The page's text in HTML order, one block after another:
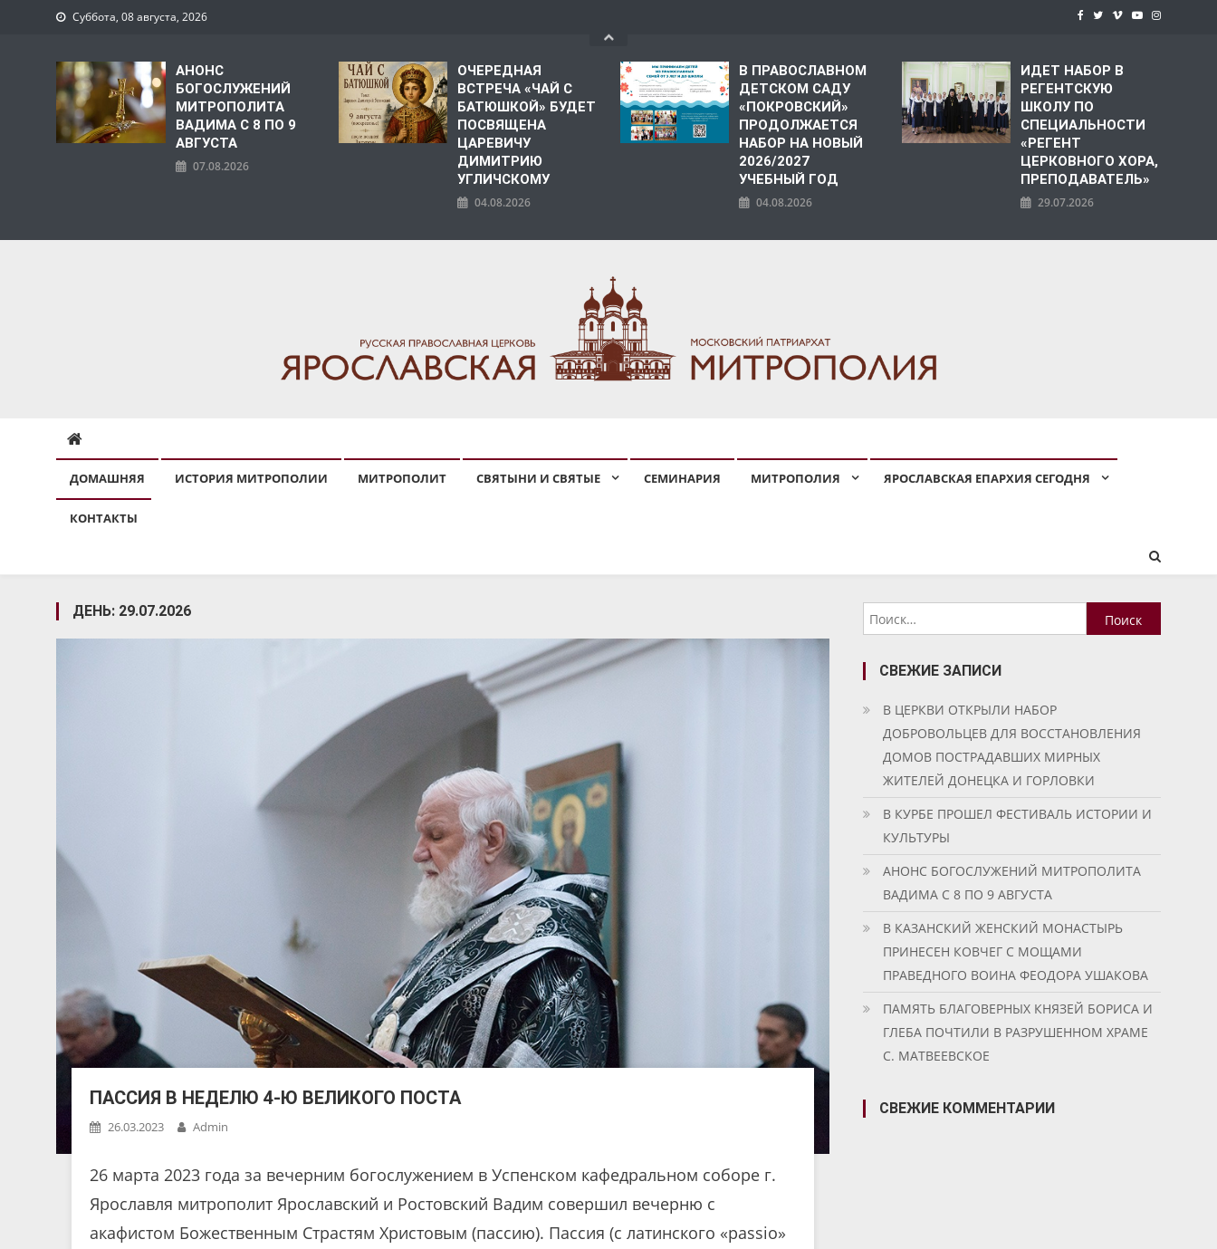
Суббота, 08 августа, 2026
АНОНС
БОГОСЛУЖЕНИЙ
МИТРОПОЛИТА
ВАДИМА С 8 ПО 9
АВГУСТА
07.08.2026
ОЧЕРЕДНАЯ
ВСТРЕЧА «ЧАЙ С
БАТЮШКОЙ» БУДЕТ
ПОСВЯЩЕНА
ЦАРЕВИЧУ
ДИМИТРИЮ
УГЛИЧСКОМУ
04.08.2026
В ПРАВОСЛАВНОМ
ДЕТСКОМ САДУ
«ПОКРОВСКИЙ»
ПРОДОЛЖАЕТСЯ
НАБОР НА НОВЫЙ
2026/2027
УЧЕБНЫЙ ГОД
04.08.2026
ИДЕТ НАБОР В
РЕГЕНТСКУЮ
ШКОЛУ ПО
СПЕЦИАЛЬНОСТИ
«РЕГЕНТ
ЦЕРКОВНОГО ХОРА,
ПРЕПОДАВАТЕЛЬ»
29.07.2026
ДОМАШНЯЯ ИСТОРИЯ МИТРОПОЛИИ МИТРОПОЛИТ СВЯТЫНИ И СВЯТЫЕ СЕМИНАРИЯ МИТРОПОЛИЯ ЯРОСЛАВСКАЯ ЕПАРХИЯ СЕГОДНЯ
КОНТАКТЫ
ДЕНЬ: 29.07.2026
ПАССИЯ В НЕДЕЛЮ 4-Ю ВЕЛИКОГО ПОСТА
26.03.2023 Admin
26 марта 2023 года за вечерним богослужением в Успенском кафедральном соборе г.
Ярославля митрополит Ярославский и Ростовский Вадим совершил вечерню с
акафистом Божественным Страстям Христовым (пассию). Пассия (с латинского «passio»
Найти:
СВЕЖИЕ ЗАПИСИ
В ЦЕРКВИ ОТКРЫЛИ НАБОР
ДОБРОВОЛЬЦЕВ ДЛЯ ВОССТАНОВЛЕНИЯ
ДОМОВ ПОСТРАДАВШИХ МИРНЫХ
ЖИТЕЛЕЙ ДОНЕЦКА И ГОРЛОВКИ
В КУРБЕ ПРОШЕЛ ФЕСТИВАЛЬ ИСТОРИИ И
КУЛЬТУРЫ
АНОНС БОГОСЛУЖЕНИЙ МИТРОПОЛИТА
ВАДИМА С 8 ПО 9 АВГУСТА
В КАЗАНСКИЙ ЖЕНСКИЙ МОНАСТЫРЬ
ПРИНЕСЕН КОВЧЕГ С МОЩАМИ
ПРАВЕДНОГО ВОИНА ФЕОДОРА УШАКОВА
ПАМЯТЬ БЛАГОВЕРНЫХ КНЯЗЕЙ БОРИСА И
ГЛЕБА ПОЧТИЛИ В РАЗРУШЕННОМ ХРАМЕ
С. МАТВЕЕВСКОЕ
СВЕЖИЕ КОММЕНТАРИИ